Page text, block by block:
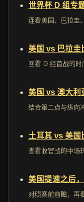
世界杯 D 组专
连看美国、巴拉圭
美国 vs 巴拉圭
回看 D 组首战的
美国 vs 澳大利
结合第二点与纵向
土耳其 vs 美国
查看收官战的中场
美国提速之后
对照赛前前瞻，再